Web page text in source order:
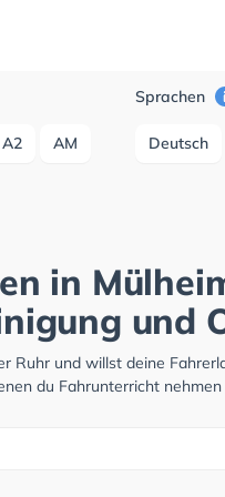
A2 AM
Sprachen
Deutsch
in
und
Ruhr und willst deine
du Fahrunterricht